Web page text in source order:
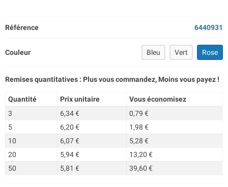
Référence 6440931
Couleur Bleu Vert Rose
Remises quantitatives : Plus vous commandez, Moins vous payez !
Quantité Prix unitaire
Vous économisez
3
6,34 €
0,79 €
5
6,20 €
1,98 €
10
6,07 €
5,28 €
20
5,94 €
13,20 €
50
5,81 € 39,60 €